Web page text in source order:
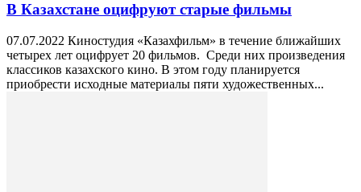
В Казахстане оцифруют старые фильмы
07.07.2022 Киностудия «Казахфильм» в течение ближайших
четырех лет оцифрует 20 фильмов. Среди них произведения
классиков казахского кино. В этом году планируется
приобрести исходные материалы пяти художественных...